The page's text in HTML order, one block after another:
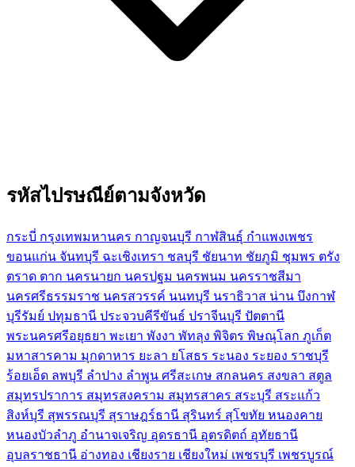
รหัสไปรษณีย์ตามจังหวัด
กระบี่ กรุงเทพมหานคร กาญจนบุรี กาฬสินธุ์ กำแพงเพชร
ขอนแก่น จันทบุรี ฉะเชิงเทรา ชลบุรี ชัยนาท ชัยภูมิ ชุมพร ตรัง
ตราด ตาก นครนายก นครปฐม นครพนม นครราชสีมา
นครศรีธรรมราช นครสวรรค์ นนทบุรี นราธิวาส น่าน บึงกาฬ
บุรีรัมย์ ปทุมธานี ประจวบคีรีขันธ์ ปราจีนบุรี ปัตตานี
พระนครศรีอยุธยา พะเยา พังงา พัทลุง พิจิตร พิษณุโลก ภูเก็ต
มหาสารคาม มุกดาหาร ยะลา ยโสธร ระนอง ระยอง ราชบุรี
ร้อยเอ็ด ลพบุรี ลำปาง ลำพูน ศรีสะเกษ สกลนคร สงขลา สตูล
สมุทรปราการ สมุทรสงคราม สมุทรสาคร สระบุรี สระแก้ว
สิงห์บุรี สุพรรณบุรี สุราษฎร์ธานี สุรินทร์ สุโขทัย หนองคาย
หนองบัวลำภู อำนาจเจริญ อุดรธานี อุตรดิตถ์ อุทัยธานี
อุบลราชธานี อ่างทอง เชียงราย เชียงใหม่ เพชรบุรี เพชรบูรณ์